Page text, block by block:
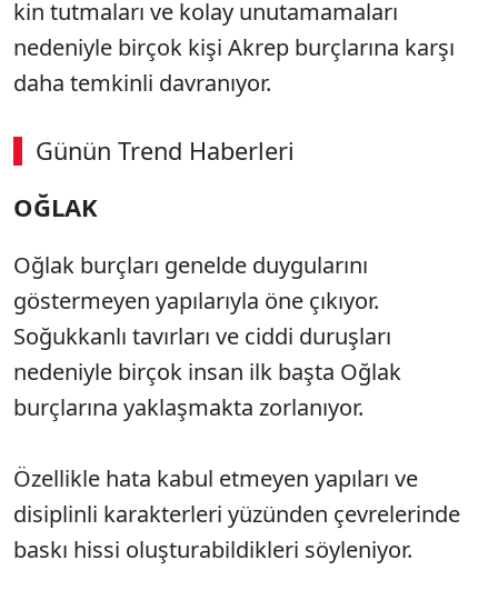
kin tutmaları ve kolay unutamamaları
nedeniyle birçok kişi Akrep burçlarına karşı
daha temkinli davranıyor.
Günün Trend Haberleri
OĞLAK
Oğlak burçları genelde duygularını
göstermeyen yapılarıyla öne çıkıyor.
Soğukkanlı tavırları ve ciddi duruşları
nedeniyle birçok insan ilk başta Oğlak
burçlarına yaklaşmakta zorlanıyor.
Özellikle hata kabul etmeyen yapıları ve
disiplinli karakterleri yüzünden çevrelerinde
baskı hissi oluşturabildikleri söyleniyor.